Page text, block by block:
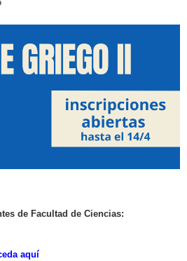
de Facultad de Ciencias:
aquí